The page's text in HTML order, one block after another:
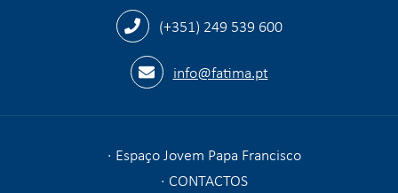
(+351) 249 539 600
info@fatima.pt
Espaço Jovem Papa Francisco
CONTACTOS